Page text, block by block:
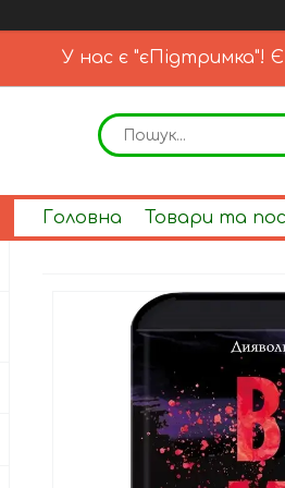
У нас є "єПідтримка"!
Головна Товари та